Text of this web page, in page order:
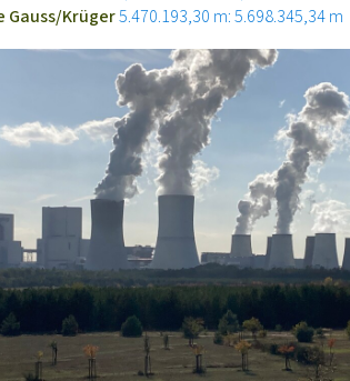
Gauss/Krüger5.470.193,30 m: 5.698.345,34 m